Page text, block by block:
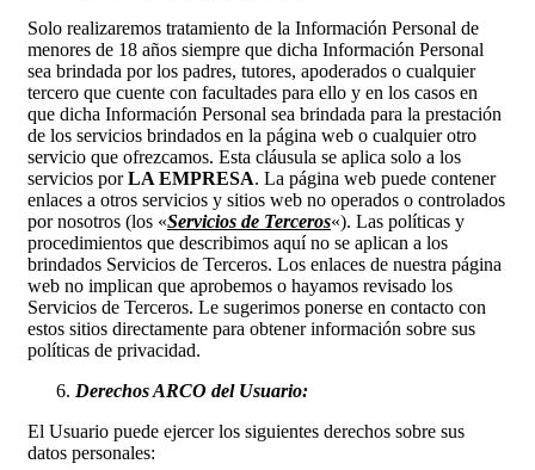
Solo realizaremos tratamiento de la Información Personal de
menores de 18 años siempre que dicha Información Personal
sea brindada por los padres, tutores, apoderados o cualquier
tercero que cuente con facultades para ello y en los casos en
que dicha Información Personal sea brindada para la prestación
de los servicios brindados en la página web o cualquier otro
servicio que ofrezcamos. Esta cláusula se aplica solo a los
servicios porLA EMPRESA. La página web puede contener
enlaces a otros servicios y sitios web no operados o controlados
por nosotros (los «Servicios de Terceros«). Las políticas y
procedimientos que describimos aquí no se aplican a los
brindados Servicios de Terceros. Los enlaces de nuestra página
web no implican que aprobemos o hayamos revisado los
Servicios de Terceros. Le sugerimos ponerse en contacto con
estos sitios directamente para obtener información sobre sus
políticas de privacidad.
Derechos ARCO del Usuario:
El Usuario puede ejercer los siguientes derechos sobre sus
datos personales: